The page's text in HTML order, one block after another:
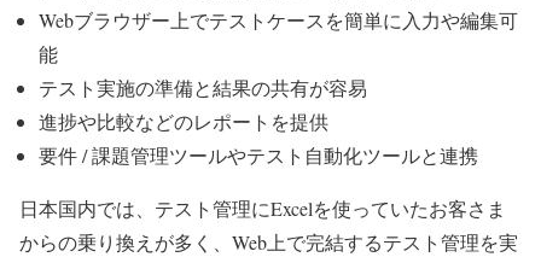
Webブラウザー上でテストケースを簡単に入力や編集可
能
テスト実施の準備と結果の共有が容易
進捗や比較などのレポートを提供
要件 / 課題管理ツールやテスト自動化ツールと連携
日本国内では、テスト管理にExcelを使っていたお客さま
からの乗り換えが多く、Web上で完結するテスト管理を実